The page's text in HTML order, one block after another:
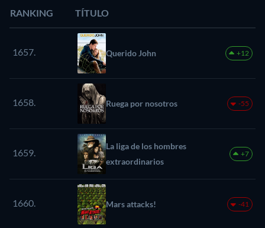
RANKING TÍTULO
1657. Querido John +12
1658. Ruega por nosotros -55
1659.
La liga de los hombres
extraordinarios
+7
1660. Mars attacks! -41